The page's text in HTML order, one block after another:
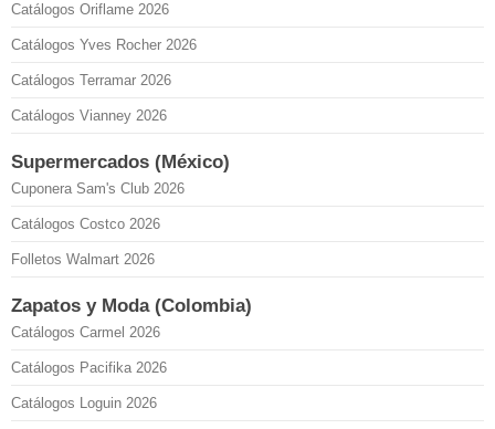
Catálogos Oriflame 2026
Catálogos Yves Rocher 2026
Catálogos Terramar 2026
Catálogos Vianney 2026
Supermercados (México)
Cuponera Sam's Club 2026
Catálogos Costco 2026
Folletos Walmart 2026
Zapatos y Moda (Colombia)
Catálogos Carmel 2026
Catálogos Pacifika 2026
Catálogos Loguin 2026